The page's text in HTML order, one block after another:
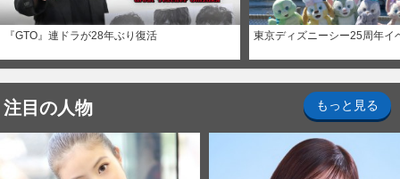
『GTO』連ドラが28年ぶり復活 東京ディズニーシー25周年イ
注目の人物 もっと見る